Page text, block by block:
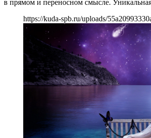
в прямом и переносном смысле.
https://kuda-spb.ru/uploads/